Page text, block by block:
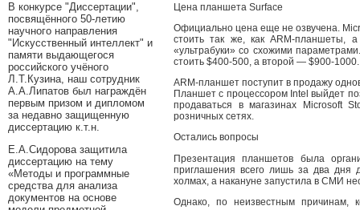
В конкурсе "Диссертации",
посвящённого 50-летию
научного направления
"Искусственный интеллект" и
памяти выдающегося
российского учёного
Л.Т.Кузина, наш сотрудник
А.А.Липатов был награждён
первым призом и дипломом
за недавно защищенную
диссертацию к.т.н.
Е.А.Сидорова защитила
диссертацию на тему
«Методы и программные
средства для анализа
документов на основе
Цена планшета Surface
Официально цена еще не озвучена.
стоить так же, как ARM-планшеты,
«ультрабуки» со схожими
стоить $400-500, а второй — $900-1000.
ARM-планшет поступит в продажу
Планшет с процессором Intel выйдет
продаваться в магазинах Microsoft
розничных сетях.
Остались вопросы
Презентация планшетов была
приглашения всего лишь за два дня
холмах, а накануне запустила в СМИ
Однако, по неизвестным причинам,